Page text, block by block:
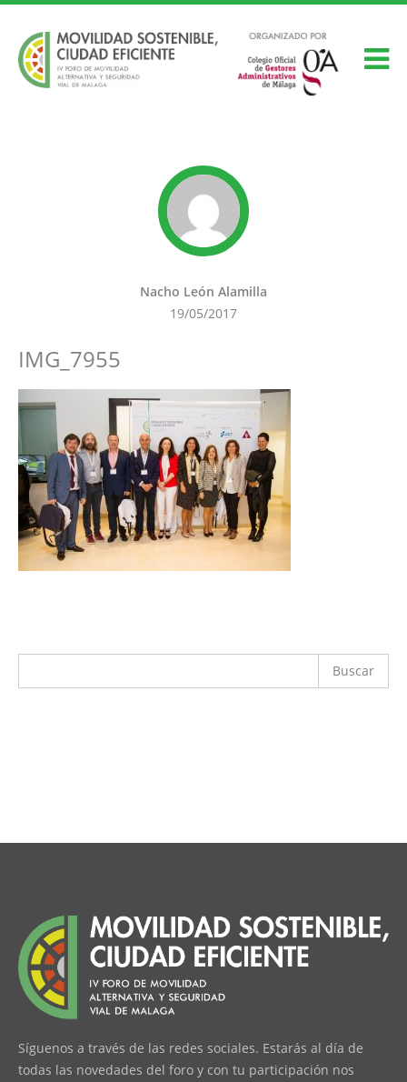
Nacho León Alamilla
19/05/2017
IMG_7955
Síguenos a través de las redes sociales. Estarás al día de
todas las novedades del foro y con tu participación nos